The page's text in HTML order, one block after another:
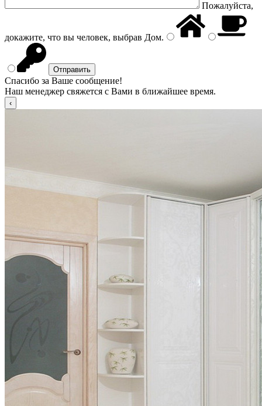
Пожалуйста,
докажите, что вы человек, выбрав Дом.
Спасибо за Ваше сообщение!
Наш менеджер свяжется с Вами в ближайшее время.